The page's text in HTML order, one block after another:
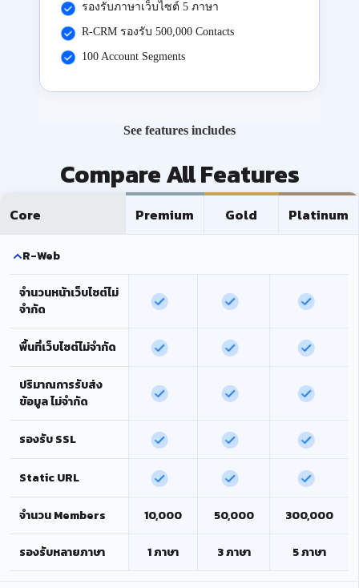
รองรับภาษาเว็บไซต์ 5 ภาษา
R-CRM รองรับ 500,000 Contacts
100 Account Segments
See features includes
Compare All Features
Core Premium Gold Platinum
R-Web
จำนวนหน้าเว็บไซต์ไม่
จำกัด
พื้นที่เว็บไซต์ไม่จำกัด
ปริมาณการรับส่ง
ข้อมูล ไม่จำกัด
รองรับ SSL
Static URL
จำนวน Members 10,000 50,000 300,000
รองรับหลายภาษา 1 ภาษา 3 ภาษา 5 ภาษา